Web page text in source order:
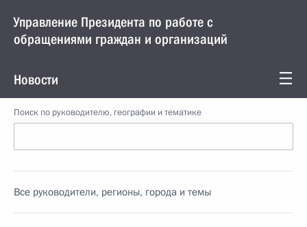
Управление Президента по работе с
обращениями граждан и организаций
Новости
Поиск по руководителю, географии и тематике
Все руководители, регионы, города и темы